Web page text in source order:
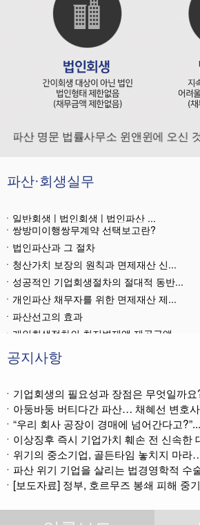
산 명문 법률사무소 윈앤윈에 오신 것
파산·회생실무
ㆍ일반회생 | 법인회생 | 법인파산 ...
ㆍ쌍방미이행쌍무계약 선택보고란?
ㆍ법인파산과 그 절차
ㆍ청산가치 보장의 원칙과 면제재산 신...
ㆍ성공적인 기업회생절차의 절대적 동반...
ㆍ개인파산 채무자를 위한 면제재산 제...
ㆍ파산선고의 효과
ㆍ 개인회생절차의 최저변제액 제공금액
ㆍ기업회생제도와 기업파산제도
ㆍ법인파산 후 이사의 연대보증책임 해...
ㆍ법인파산절차와 기업회생절차 개요
ㆍ개인회생재단채권(우선권이 있는 채권...
ㆍ개인회생재단이란?
ㆍ개인회생채권이란?
ㆍ가용소득이란?
ㆍ회생신청 후 경매절차 정지신청은?
ㆍ별제권부 채권(회생절차에서의 근저당...
공지사항
ㆍ기업회생의 필요성과 장점은 무엇일까
ㆍ아둥바둥 버티다간 파산… 채혜선 변호
ㆍ“우리 회사 공장이 경매에 넘어간다고
ㆍ이상징후 즉시 기업가치 훼손 전 신속한
ㆍ위기의 중소기업, 골든타임 놓치지 마라
ㆍ파산 위기 기업을 살리는 법경영학적 수
ㆍ[보도자료] 정부, 호르무즈 봉쇄 피해 중기